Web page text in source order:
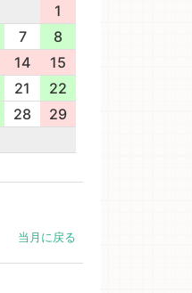
1
7
8
14
15
21
22
28
29
当月に戻る